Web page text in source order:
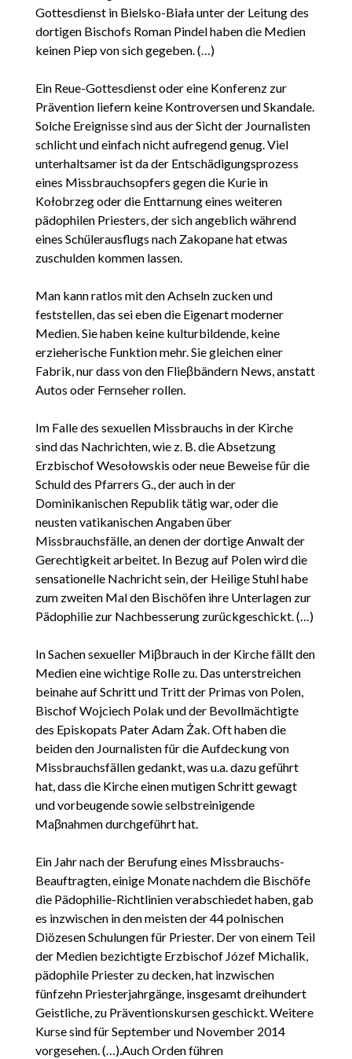
Gottesdienst in Bielsko-Biała unter der Leitung des
dortigen Bischofs Roman Pindel haben die Medien
keinen Piep von sich gegeben. (…)
Ein Reue-Gottesdienst oder eine Konferenz zur
Prävention liefern keine Kontroversen und Skandale.
Solche Ereignisse sind aus der Sicht der Journalisten
schlicht und einfach nicht aufregend genug. Viel
unterhaltsamer ist da der Entschädigungsprozess
eines Missbrauchsopfers gegen die Kurie in
Kołobrzeg oder die Enttarnung eines weiteren
pädophilen Priesters, der sich angeblich während
eines Schülerausflugs nach Zakopane hat etwas
zuschulden kommen lassen.
Man kann ratlos mit den Achseln zucken und
feststellen, das sei eben die Eigenart moderner
Medien. Sie haben keine kulturbildende, keine
erzieherische Funktion mehr. Sie gleichen einer
Fabrik, nur dass von den Flieβbändern News, anstatt
Autos oder Fernseher rollen.
Im Falle des sexuellen Missbrauchs in der Kirche
sind das Nachrichten, wie z. B. die Absetzung
Erzbischof Wesołowskis oder neue Beweise für die
Schuld des Pfarrers G., der auch in der
Dominikanischen Republik tätig war, oder die
neusten vatikanischen Angaben über
Missbrauchsfälle, an denen der dortige Anwalt der
Gerechtigkeit arbeitet. In Bezug auf Polen wird die
sensationelle Nachricht sein, der Heilige Stuhl habe
zum zweiten Mal den Bischöfen ihre Unterlagen zur
Pädophilie zur Nachbesserung zurückgeschickt. (…)
In Sachen sexueller Miβbrauch in der Kirche fällt den
Medien eine wichtige Rolle zu. Das unterstreichen
beinahe auf Schritt und Tritt der Primas von Polen,
Bischof Wojciech Polak und der Bevollmächtigte
des Episkopats Pater Adam Żak. Oft haben die
beiden den Journalisten für die Aufdeckung von
Missbrauchsfällen gedankt, was u.a. dazu geführt
hat, dass die Kirche einen mutigen Schritt gewagt
und vorbeugende sowie selbstreinigende
Maβnahmen durchgeführt hat.
Ein Jahr nach der Berufung eines Missbrauchs-
Beauftragten, einige Monate nachdem die Bischöfe
die Pädophilie-Richtlinien verabschiedet haben, gab
es inzwischen in den meisten der 44 polnischen
Diözesen Schulungen für Priester. Der von einem Teil
der Medien bezichtigte Erzbischof Józef Michalik,
pädophile Priester zu decken, hat inzwischen
fünfzehn Priesterjahrgänge, insgesamt dreihundert
Geistliche, zu Präventionskursen geschickt. Weitere
Kurse sind für September und November 2014
vorgesehen. (…).Auch Orden führen